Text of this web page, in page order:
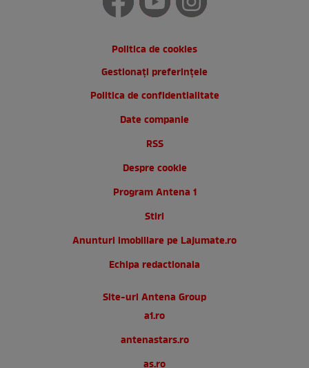
Politica de cookies
Gestionați preferințele
Politica de confidentialitate
Date companie
RSS
Despre cookie
Program Antena 1
Stiri
Anunturi imobiliare pe Lajumate.ro
Echipa redactionala
Site-uri Antena Group
a1.ro
antenastars.ro
as.ro